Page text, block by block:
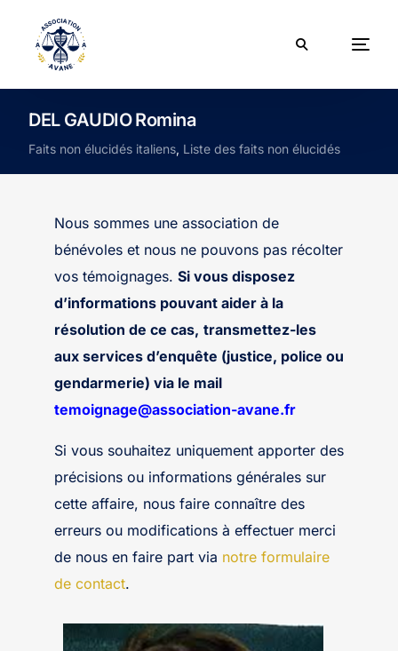
DEL GAUDIO Romina
Faits non élucidés italiens, Liste des faits non élucidés
Nous sommes une association de
bénévoles et nous ne pouvons pas récolter
vos témoignages. Si vous disposez
d’informations pouvant aider à la
résolution de ce cas, transmettez-les
aux services d’enquête (justice, police ou
gendarmerie) via le mail
temoignage@association-avane.fr
Si vous souhaitez uniquement apporter des
précisions ou informations générales sur
cette affaire, nous faire connaître des
erreurs ou modifications à effectuer merci
de nous en faire part via notre formulaire
de contact.